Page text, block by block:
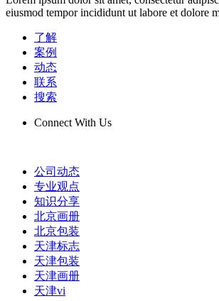
eiusmod tempor incididunt ut labore et dolore
了解
案例
动态
联系
搜索
Connect With Us
公司动态
专业观点
知识分享
北京画册
北京包装
天津标志
天津包装
天津画册
天津vi